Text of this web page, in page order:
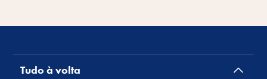
Tudo à volta